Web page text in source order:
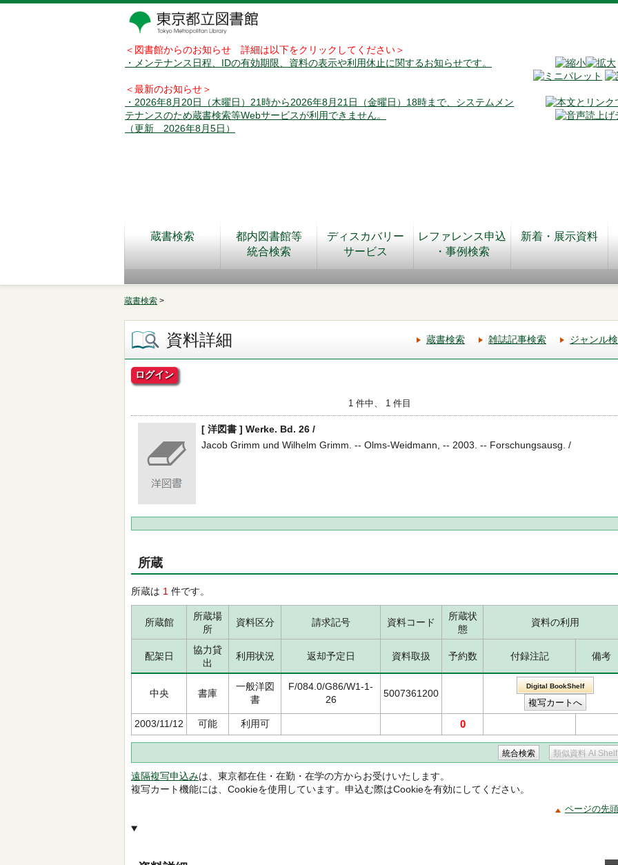
＜図書館からのお知らせ 詳細は以下をクリックしてください＞
・メンテナンス日程、IDの有効期限、資料の表示や利用休止に関するお知らせです。
＜最新のお知らせ＞
・2026年8月20日（木曜日）21時から2026年8月21日（金曜日）18時まで、システムメン
テナンスのため蔵書検索等Webサービスが利用できません。
（更新 2026年8月5日）
蔵書検索
都内図書館等
統合検索
ディスカバリー
サービス
レファレンス申込
・事例検索
新着・展示資料
蔵書検索 >
資料詳細 蔵書検索 雑誌記事検索 ジャンル
ログイン
1 件中、 1 件目
[ 洋図書 ] Werke. Bd. 26 /
Jacob Grimm und Wilhelm Grimm. -- Olms-Weidmann, -- 2003. -- Forschungsausg. /
所蔵
所蔵は 1 件です。
所蔵館
所蔵場
所
資料区分 請求記号 資料コード
所蔵状
態
資料の利用
配架日
協力貸
出
利用状況 返却予定日 資料取扱 予約数 付録注記 備考
中央 書庫
一般洋図
書
F/084.0/G86/W1-1-
26
5007361200
Digital BookShelf
2003/11/12 可能 利用可 0
遠隔複写申込みは、東京都在住・在勤・在学の方からお受けいたします。
複写カート機能には、Cookieを使用しています。申込む際はCookieを有効にしてください。
ページの先